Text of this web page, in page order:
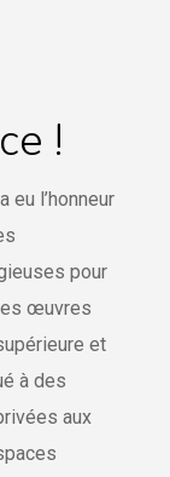
!
eu l’honneur
pour
œuvres
et
à des
aux